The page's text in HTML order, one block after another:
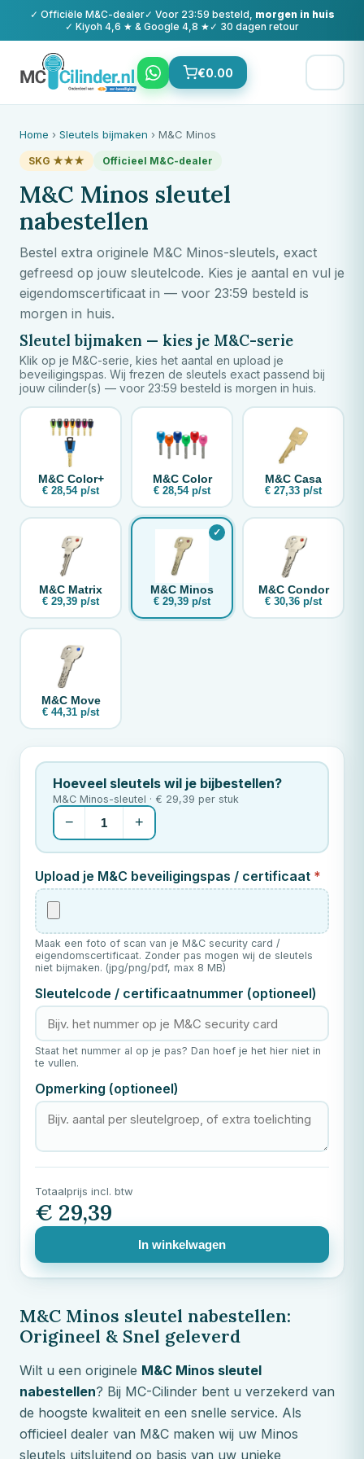
✓ Officiële M&C-dealer✓ Voor 23:59 besteld, morgen in huis
✓ Kiyoh 4,6 ★ & Google 4,8 ★ ✓ 30 dagen retour
€0.00
Home › Sleutels bijmaken › M&C Minos
SKG ★★★ Officieel M&C-dealer
M&C Minos sleutel
nabestellen
Bestel extra originele M&C Minos-sleutels, exact
gefreesd op jouw sleutelcode. Kies je aantal en vul je
eigendomscertificaat in — voor 23:59 besteld is
morgen in huis.
Sleutel bijmaken — kies je M&C-serie
Klik op je M&C-serie, kies het aantal en upload je
beveiligingspas. Wij frezen de sleutels exact passend bij
jouw cilinder(s) — voor 23:59 besteld is morgen in huis.
M&CColor+
€ 28,54 p/st
M&CColor
€ 28,54 p/st
M&C Casa
€ 27,33 p/st
M&C Matrix
€ 29,39 p/st
M&C Minos
€ 29,39 p/st
M&CCondor
€ 30,36 p/st
M&CMove
€ 44,31 p/st
Hoeveel sleutels wil je bijbestellen?
M&C Minos-sleutel · € 29,39 per stuk
− +
Upload je M&C beveiligingspas / certificaat *
Maak een foto of scan van je M&C security card /
eigendomscertificaat. Zonder pas mogen wij de sleutels
niet bijmaken. (jpg/png/pdf, max 8 MB)
Sleutelcode / certificaatnummer (optioneel)
Staat het nummer al op je pas? Dan hoef je het hier niet in
te vullen.
Opmerking (optioneel)
Totaalprijs incl. btw
€ 29,39
In winkelwagen
M&C Minos sleutel nabestellen:
Origineel & Snel geleverd
Wilt u een originele M&C Minos sleutel
nabestellen? Bij MC-Cilinder bent u verzekerd van
de hoogste kwaliteit en een snelle service. Als
officieel dealer van M&C maken wij uw Minos
sleutels uitsluitend op basis van uw unieke